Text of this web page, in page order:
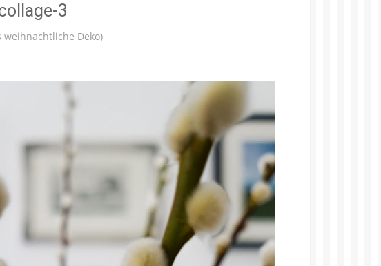
3
weihnachtliche Deko)